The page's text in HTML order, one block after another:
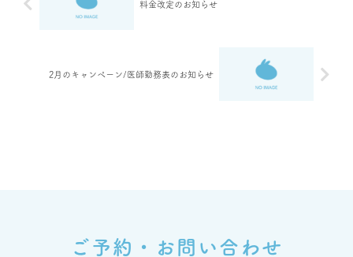
料金改定のお知らせ
2月のキャンペーン/医師勤務表のお知らせ
ご予約・お問い合わせ